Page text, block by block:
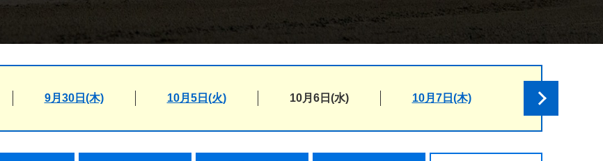
オッズ
道内の発売情報(PDF)
番組編成要領
9月30日(木) 10月5日(火) 10月6日(水) 10月7日(木)